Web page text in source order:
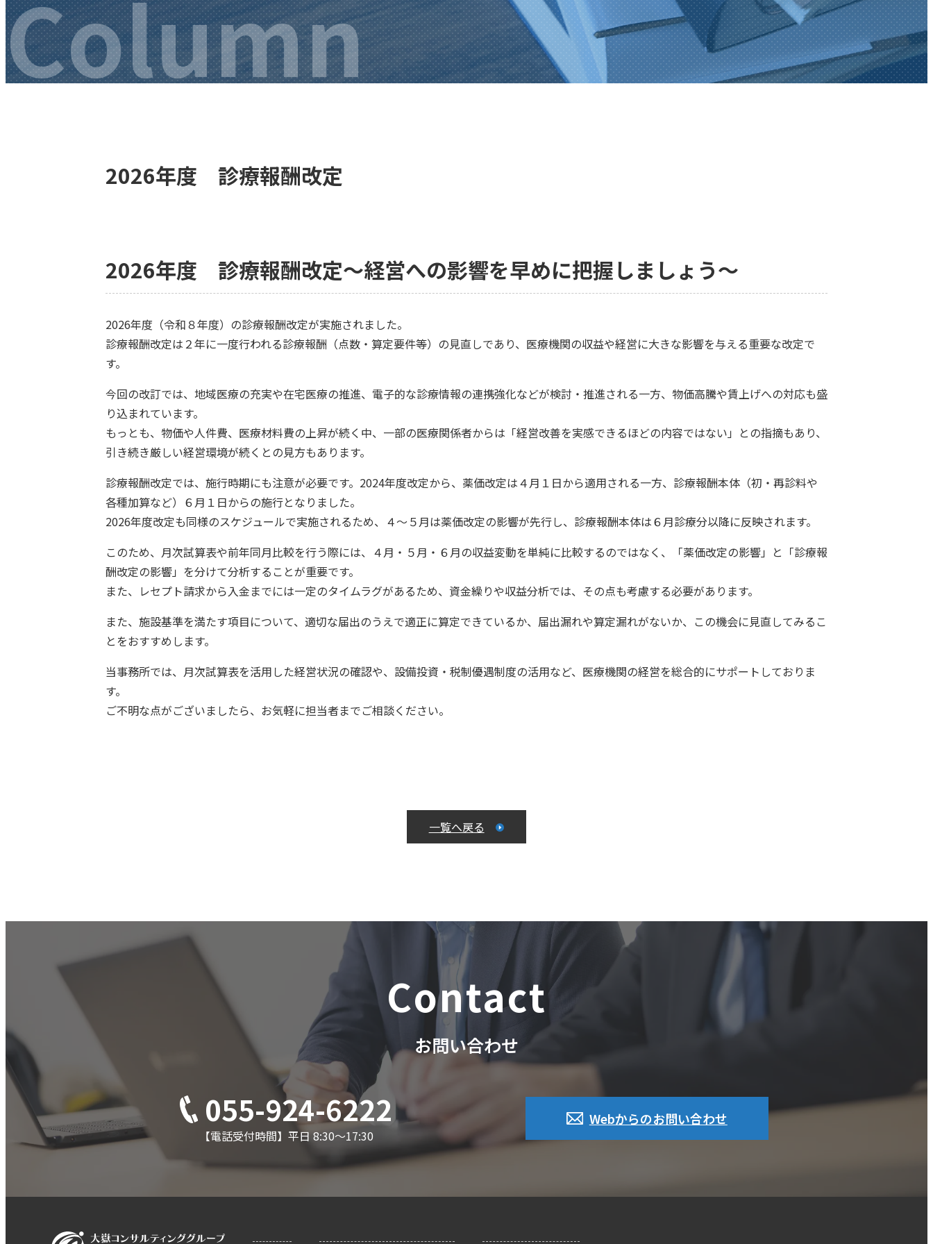
Column
2026年度 診療報酬改定
2026年度 診療報酬改定～経営への影響を早めに把握しましょう～
2026年度（令和８年度）の診療報酬改定が実施されました。
診療報酬改定は２年に一度行われる診療報酬（点数・算定要件等）の見直しであり、医療機関の収益や経営に大きな影響を与える重要な改定で
す。
今回の改訂では、地域医療の充実や在宅医療の推進、電子的な診療情報の連携強化などが検討・推進される一方、物価高騰や賃上げへの対応も盛
り込まれています。
もっとも、物価や人件費、医療材料費の上昇が続く中、一部の医療関係者からは「経営改善を実感できるほどの内容ではない」との指摘もあり、
引き続き厳しい経営環境が続くとの見方もあります。
診療報酬改定では、施行時期にも注意が必要です。2024年度改定から、薬価改定は４月１日から適用される一方、診療報酬本体（初・再診料や
各種加算など）６月１日からの施行となりました。
2026年度改定も同様のスケジュールで実施されるため、４～５月は薬価改定の影響が先行し、診療報酬本体は６月診療分以降に反映されます。
このため、月次試算表や前年同月比較を行う際には、４月・５月・６月の収益変動を単純に比較するのではなく、「薬価改定の影響」と「診療報
酬改定の影響」を分けて分析することが重要です。
また、レセプト請求から入金までには一定のタイムラグがあるため、資金繰りや収益分析では、その点も考慮する必要があります。
また、施設基準を満たす項目について、適切な届出のうえで適正に算定できているか、届出漏れや算定漏れがないか、この機会に見直してみるこ
とをおすすめします。
当事務所では、月次試算表を活用した経営状況の確認や、設備投資・税制優遇制度の活用など、医療機関の経営を総合的にサポートしておりま
す。
ご不明な点がございましたら、お気軽に担当者までご相談ください。
一覧へ戻る
Contact
お問い合わせ
055-924-6222
【電話受付時間】平日 8:30～17:30
Webからのお問い合わせ